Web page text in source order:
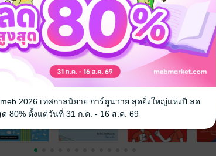
2026 เทศกาลนิยาย การ์ตูนวาย สุดยิ่งใหญ่แห่งปี ลด
80% ตั้งแต่วันที่ 31 ก.ค. - 16 ส.ค. 69